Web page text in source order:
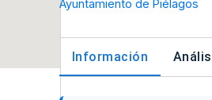
Ayuntamiento de Piélagos
Información